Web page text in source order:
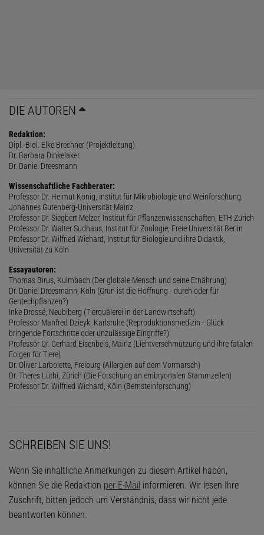
DIE AUTOREN
Redaktion:
Dipl.-Biol. Elke Brechner (Projektleitung)
Dr. Barbara Dinkelaker
Dr. Daniel Dreesmann
Wissenschaftliche Fachberater:
Professor Dr. Helmut König, Institut für Mikrobiologie und Weinforschung,
Johannes Gutenberg-Universität Mainz
Professor Dr. Siegbert Melzer, Institut für Pflanzenwissenschaften, ETH Zürich
Professor Dr. Walter Sudhaus, Institut für Zoologie, Freie Universität Berlin
Professor Dr. Wilfried Wichard, Institut für Biologie und ihre Didaktik,
Universität zu Köln
Essayautoren:
Thomas Birus, Kulmbach (Der globale Mensch und seine Ernährung)
Dr. Daniel Dreesmann, Köln (Grün ist die Hoffnung - durch oder für
Gentechpflanzen?)
Inke Drossé, Neubiberg (Tierquälerei in der Landwirtschaft)
Professor Manfred Dzieyk, Karlsruhe (Reproduktionsmedizin - Glück
bringende Fortschritte oder unzulässige Eingriffe?)
Professor Dr. Gerhard Eisenbeis, Mainz (Lichtverschmutzung und ihre fatalen
Folgen für Tiere)
Dr. Oliver Larbolette, Freiburg (Allergien auf dem Vormarsch)
Dr. Theres Lüthi, Zürich (Die Forschung an embryonalen Stammzellen)
Professor Dr. Wilfried Wichard, Köln (Bernsteinforschung)
SCHREIBEN SIE UNS!
Wenn Sie inhaltliche Anmerkungen zu diesem Artikel haben,
können Sie die Redaktion per E-Mail informieren. Wir lesen Ihre
Zuschrift, bitten jedoch um Verständnis, dass wir nicht jede
beantworten können.